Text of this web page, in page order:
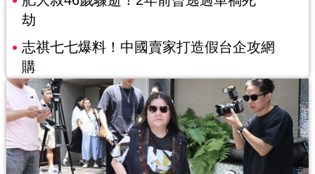
劫
志祺七七爆料！中國賣家打造假台企攻網
購